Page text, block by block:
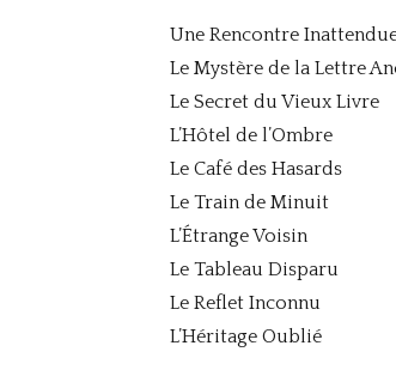
Une Rencontre
Le Mystère de la Lettre
Le Secret du Vieux Livre
L’Hôtel de l’Ombre
Le Café des Hasards
Le Train de Minuit
L’Étrange Voisin
Le Tableau Disparu
Le Reflet Inconnu
L’Héritage Oublié